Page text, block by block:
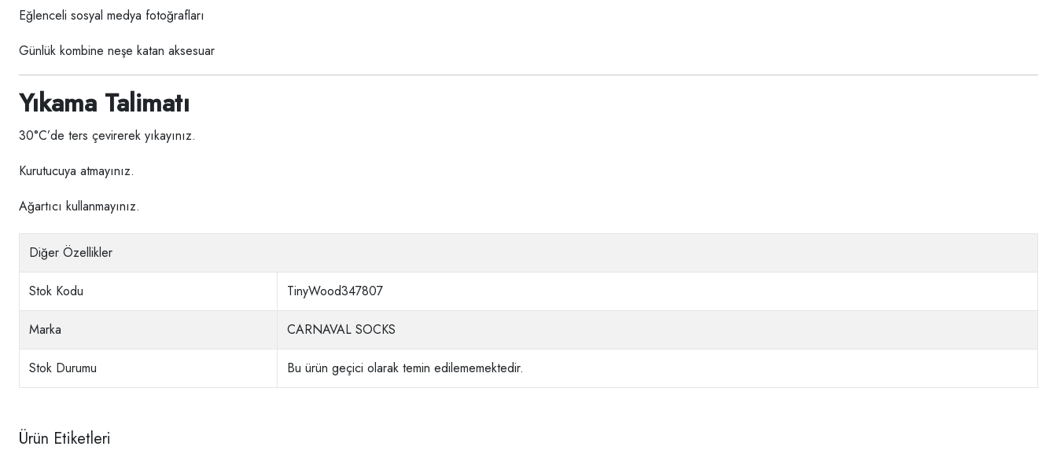
Eğlenceli sosyal medya fotoğrafları
Günlük kombine neşe katan aksesuar
Yıkama Talimatı
30°C’de ters çevirerek yıkayınız.
Kurutucuya atmayınız.
Ağartıcı kullanmayınız.
Diğer Özellikler
Stok Kodu TinyWood347807
Marka CARNAVAL SOCKS
Stok Durumu Bu ürün geçici olarak temin edilememektedir.
Ürün Etiketleri